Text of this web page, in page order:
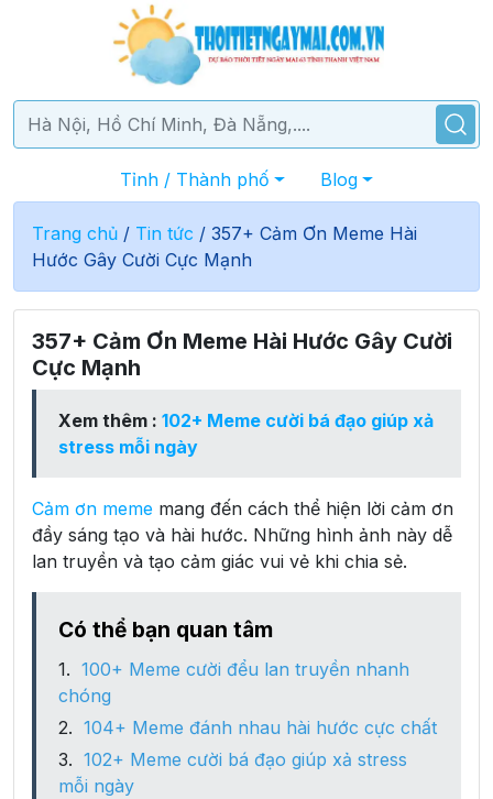
Tỉnh / Thành phố Blog
Trang chủ / Tin tức / 357+ Cảm Ơn Meme Hài
Hước Gây Cười Cực Mạnh
357+ Cảm Ơn Meme Hài Hước Gây Cười
Cực Mạnh
Xem thêm : 102+ Meme cười bá đạo giúp xả
stress mỗi ngày
Cảm ơn meme mang đến cách thể hiện lời cảm ơn
đầy sáng tạo và hài hước. Những hình ảnh này dễ
lan truyền và tạo cảm giác vui vẻ khi chia sẻ.
Có thể bạn quan tâm
100+ Meme cười đểu lan truyền nhanh
chóng
104+ Meme đánh nhau hài hước cực chất
102+ Meme cười bá đạo giúp xả stress
mỗi ngày